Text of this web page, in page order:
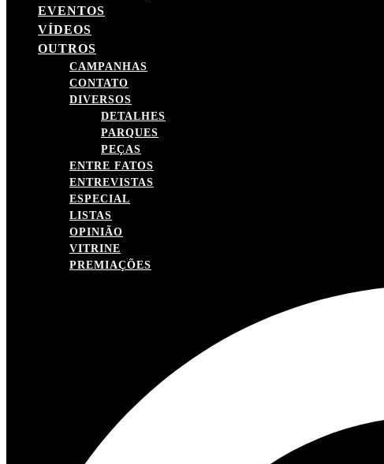
EVENTOS
VÍDEOS
OUTROS
CAMPANHAS
CONTATO
DIVERSOS
DETALHES
PARQUES
PEÇAS
ENTRE FATOS
ENTREVISTAS
ESPECIAL
LISTAS
OPINIÃO
VITRINE
PREMIAÇÕES